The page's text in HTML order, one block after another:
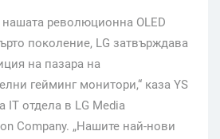
революционна OLED
поколение, LG затвърждава
на пазара на
гейминг монитори,“ каза YS
IT отдела в LG Media
Company. „Нашите най-нови